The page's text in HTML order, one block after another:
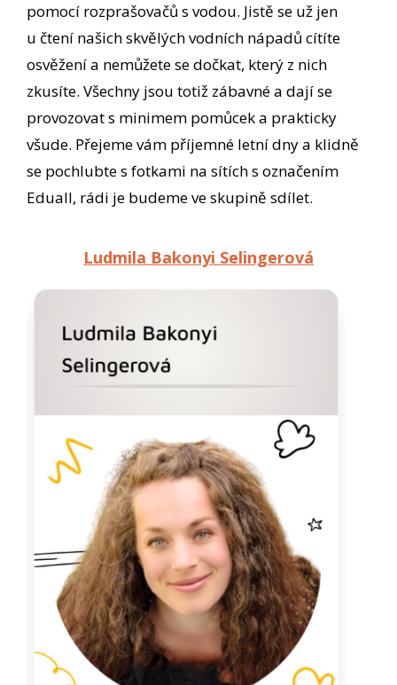
pomocí rozprašovačů s vodou. Jistě se už jen
u čtení našich skvělých vodních nápadů cítíte
osvěžení a nemůžete se dočkat, který z nich
zkusíte. Všechny jsou totiž zábavné a dají se
provozovat s minimem pomůcek a prakticky
všude. Přejeme vám příjemné letní dny a klidně
se pochlubte s fotkami na sítích s označením
Eduall, rádi je budeme ve skupině sdílet.
Ludmila Bakonyi Selingerová